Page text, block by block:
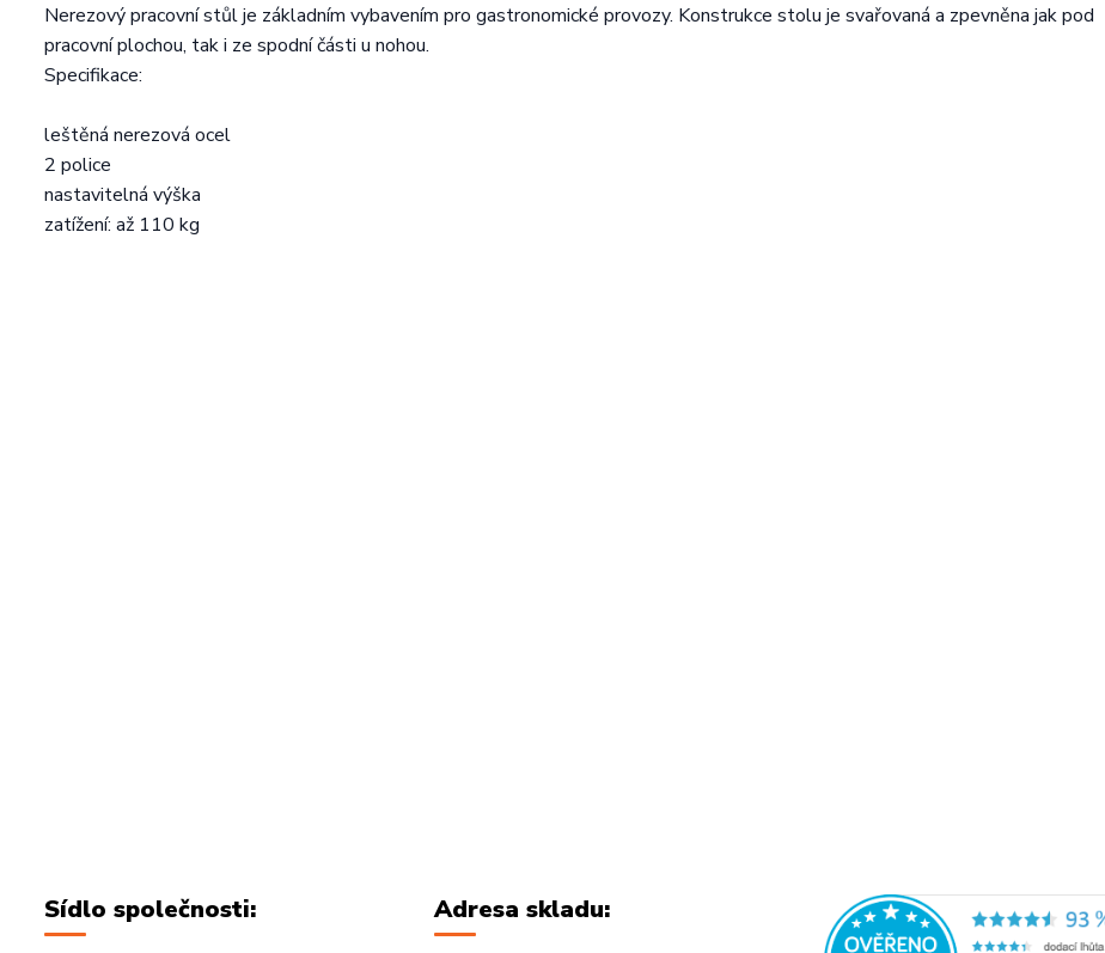
Nerezový pracovní stůl je základním vybavením pro gastronomické provozy. Konstrukce stolu je svařovaná a zpevněna jak pod
pracovní plochou, tak i ze spodní části u nohou.
Specifikace:
leštěná nerezová ocel
2 police
nastavitelná výška
zatížení: až 110 kg
Sídlo společnosti: Adresa skladu: